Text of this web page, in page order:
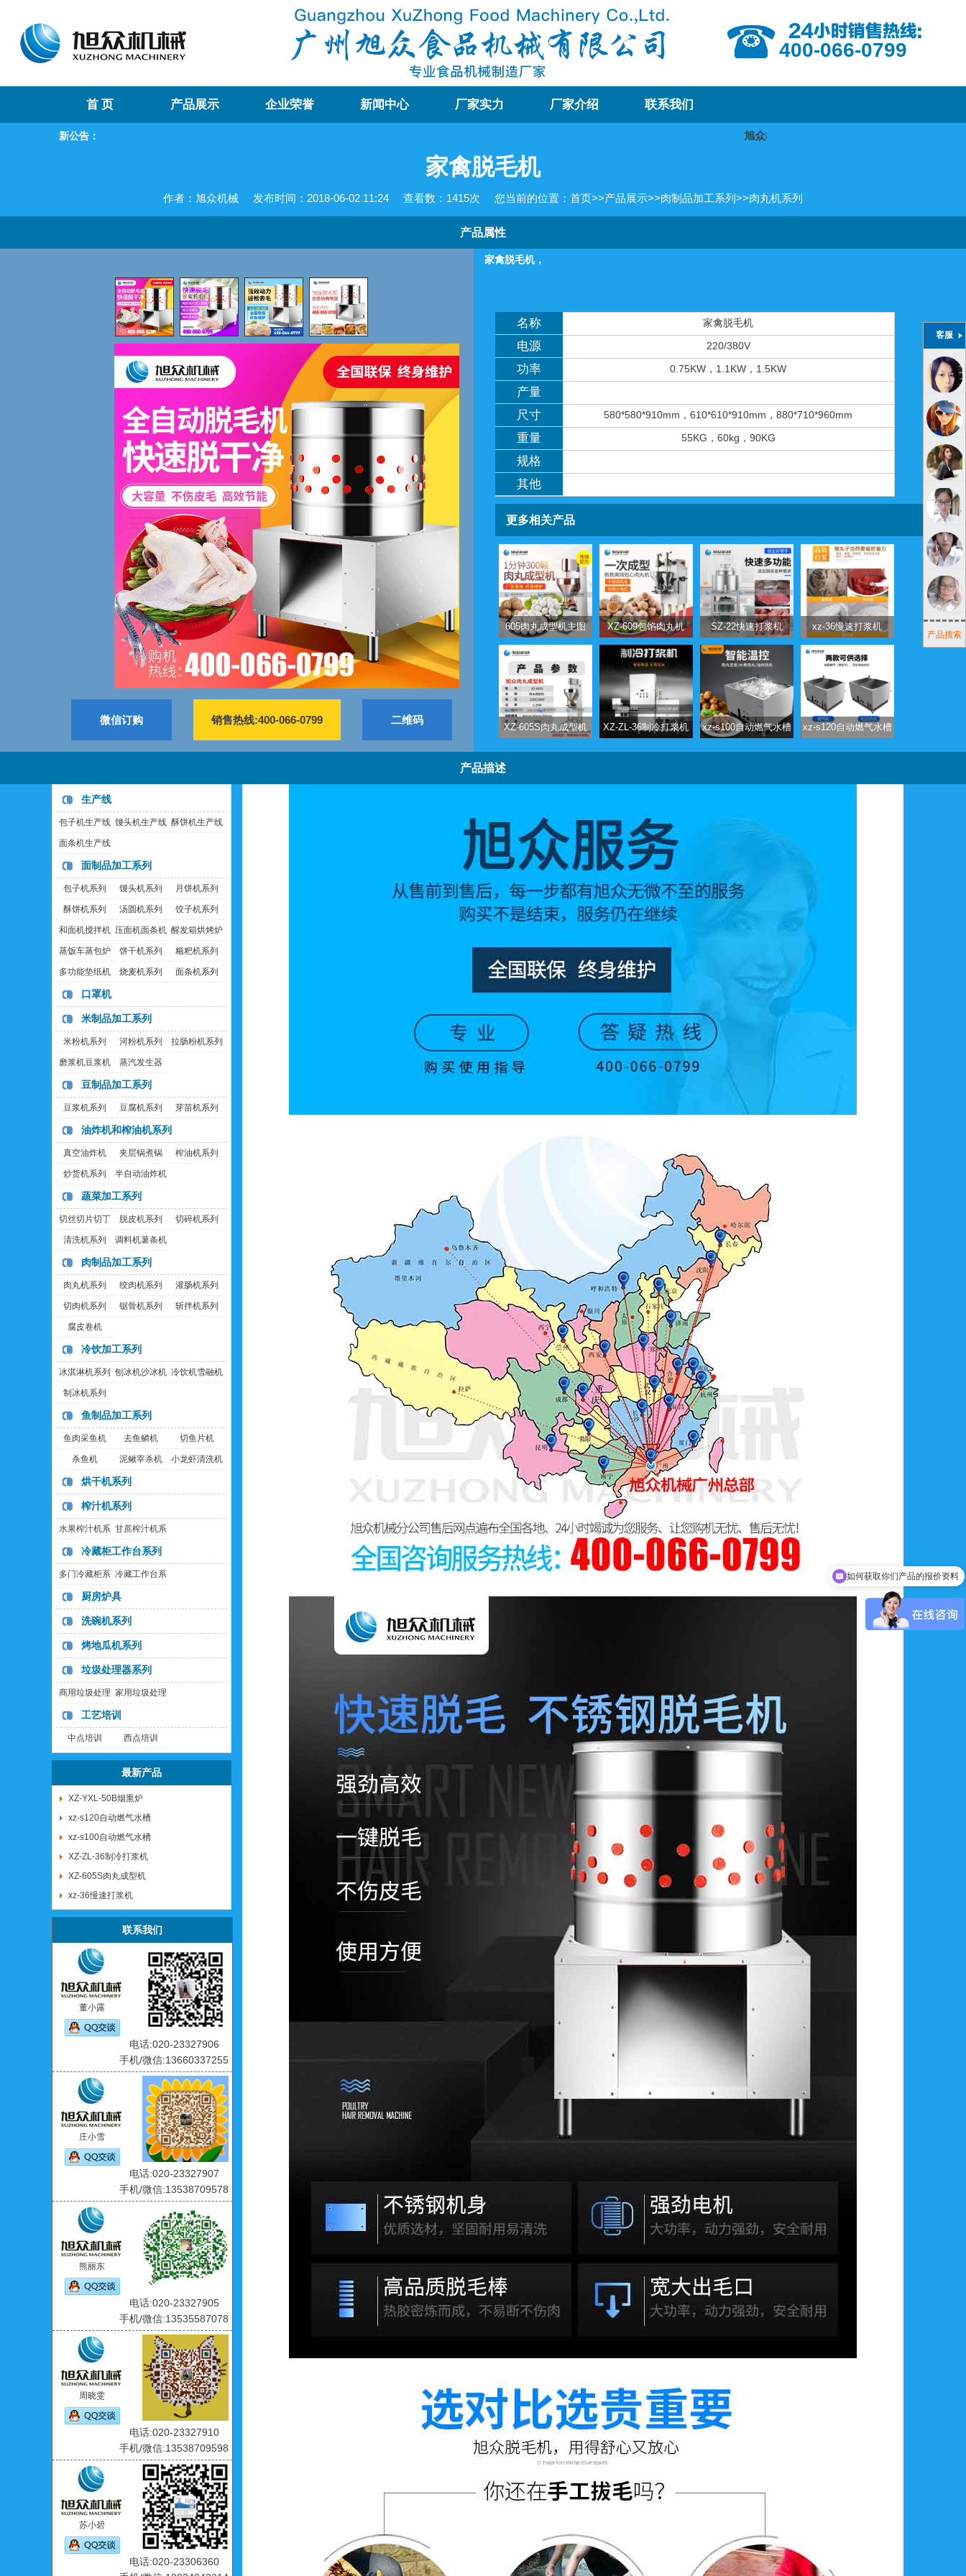
400-066-0799
首 页 产品展示 企业荣誉 新闻中心 厂家实力 厂家介绍 联系我们
新公告： 旭众机械欢迎您！
家禽脱毛机
作者：旭众机械 发布时间：2018-06-02 11:24 查看数： 1415次 您当前的位置： 首页>>产品展示>>肉制品加工系列 >>肉丸机系列
产品属性
微信订购 销售热线:400-066-0799 二维码
家禽脱毛机，
名称 家禽脱毛机
电源 220/380V
功率 0.75KW，1.1KW，1.5KW
产量
尺寸
580*580*910mm，610*610*910mm，880*710*960mm
重量 55KG，60kg，90KG
规格
其他
更多相关产品
605肉丸成型机主图 XZ-609包馅肉丸机 SZ-22快速打浆机 xz-36慢速打浆机
XZ-605S肉丸成型机 XZ-ZL-36制冷打浆机 xz-s100自动燃气水槽 xz-s120自动燃气水槽
产品描述
生产线
包子机生产线 馒头机生产线 酥饼机生产线
面条机生产线
面制品加工系列
包子机系列 馒头机系列 月饼机系列
酥饼机系列 汤圆机系列 饺子机系列
和面机搅拌机 压面机面条机 醒发箱烘烤炉
蒸饭车蒸包炉 饼干机系列 糍粑机系列
多功能垫纸机 烧麦机系列 面条机系列
口罩机
米制品加工系列
米粉机系列 河粉机系列 拉肠粉机系列
磨浆机豆浆机 蒸汽发生器
豆制品加工系列
豆浆机系列 豆腐机系列 芽苗机系列
油炸机和榨油机系列
真空油炸机 夹层锅煮锅 榨油机系列
炒货机系列 半自动油炸机
蔬菜加工系列
切丝切片切丁
机
脱皮机系列 切碎机系列
清洗机系列 调料机薯条机
肉制品加工系列
肉丸机系列 绞肉机系列 灌肠机系列
切肉机系列 锯骨机系列 斩拌机系列
腐皮卷机
冷饮加工系列
冰淇淋机系列 刨冰机沙冰机 冷饮机雪融机
制冰机系列
鱼制品加工系列
鱼肉采鱼机 去鱼鳞机 切鱼片机
杀鱼机 泥鳅宰杀机 小龙虾清洗机
烘干机系列
榨汁机系列
水果榨汁机系
列
甘蔗榨汁机系
列
冷藏柜工作台系列
多门冷藏柜系
列
冷藏工作台系
厨房炉具
洗碗机系列
烤地瓜机系列
垃圾处理器系列
商用垃圾处理
器
家用垃圾处理
工艺培训
中点培训 西点培训
最新产品
XZ-YXL-50B烟熏炉
xz-s120自动燃气水槽
xz-s100自动燃气水槽
XZ-ZL-36制冷打浆机
XZ-605S肉丸成型机
xz-36慢速打浆机
联系我们
董小露
电话:020-23327906
手机/微信:13660337255
庄小雪
电话:020-23327907
手机/微信:13538709578
熊丽东
电话:020-23327905
手机/微信:13535587078
周晓雯
电话:020-23327910
手机/微信:13538709598
苏小碧
电话:020-23306360
客服
产品搜索
如何获取你们产品的报价资料
如何联系你们